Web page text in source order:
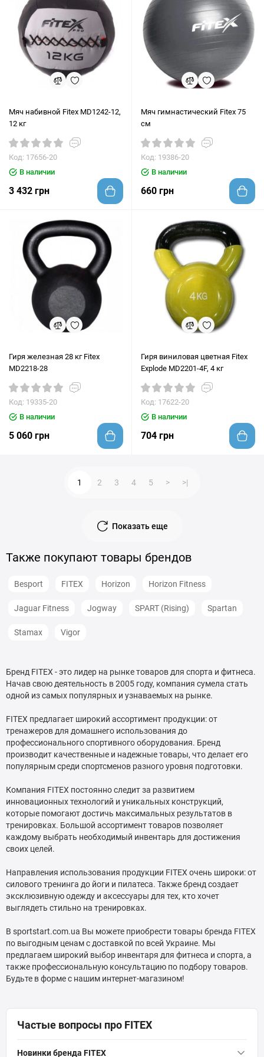
Мяч набивной Fitex MD1242-12,
12 кг
Код: 17656-20
В наличии
3 432 грн
Мяч гимнастический Fitex 75
см
Код: 19386-20
В наличии
660 грн
Гиря железная 28 кг Fitex
MD2218-28
Код: 19335-20
В наличии
5 060 грн
Гиря виниловая цветная Fitex
Explode MD2201-4F, 4 кг
Код: 17622-20
В наличии
704 грн
Показать еще
1 2 3 4 5 > >|
Также покупают товары брендов
Besport FITEX Horizon Horizon Fitness
Jaguar Fitness Jogway SPART (Rising) Spartan
Stamax Vigor
Бренд FITEX - это лидер на рынке товаров для спорта и фитнеса.
Начав свою деятельность в 2005 году, компания сумела стать
одной из самых популярных и узнаваемых на рынке.
FITEX предлагает широкий ассортимент продукции: от
тренажеров для домашнего использования до
профессионального спортивного оборудования. Бренд
производит качественные и надежные товары, что делает его
популярным среди спортсменов разного уровня подготовки.
Компания FITEX постоянно следит за развитием
инновационных технологий и уникальных конструкций,
которые помогают достичь максимальных результатов в
тренировках. Большой ассортимент товаров позволяет
каждому выбрать необходимый инвентарь для достижения
своих целей.
Направления использования продукции FITEX очень широки: от
силового тренинга до йоги и пилатеса. Также бренд создает
эксклюзивную одежду и аксессуары для тех, кто хочет
выглядеть стильно на тренировках.
В sportstart.com.ua Вы можете приобрести товары бренда FITEX
по выгодным ценам с доставкой по всей Украине. Мы
предлагаем широкий выбор инвентаря для фитнеса и спорта, а
также профессиональную консультацию по подбору товаров.
Будьте в форме с нашим интернет-магазином!
Частые вопросы про FITEX
Новинки бренда FITEX